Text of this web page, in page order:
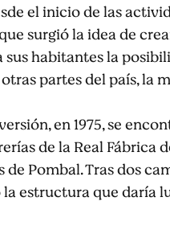
el inicio de las
surgió la idea de
habitantes la
partes del país, la
en 1975, se
de la Real Fábrica
de Pombal. Tras dos
estructura que daría